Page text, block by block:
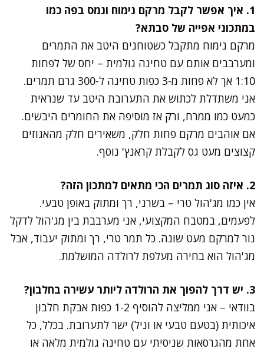
1. איך אפשר לקבל מרקם נימוח ונמס בפה כמו
במתכוני אפייה של סבתא?
מרקם נימוח מתקבל כשטוחנים היטב את התמרים
ומערבבים אותם עם טחינה גולמית – יחס של לפחות
1:10 אך לא פחות מ-3 כפות טחינה ל-300 גרם תמרים.
אני משתדלת לכתוש את התערובת היטב עד שנראית
כמעט כמו ממרח, ורק אז מוסיפה את החומרים היבשים.
אם אוהבים מרקם פחות חלק, משאירים חלק מהאגוזים
קצוצים מעט גס לקבלת קראנץ' נוסף.
2. איזה סוג תמרים הכי מתאים למתכון הזה?
אין כמו מג'הול טרי – בשרני, רך ומתוק באופן טבעי.
לפעמים, במטבח המקצועי, אני מערבבת בין מג'הול לדקל
נור למרקם מעט שונה. כל תמר טרי, רך ומתוק יעבוד, אבל
מג'הול הוא בחירה מעלפת לרולדה המושלמת.
3. יש דרך להפוך את הרולדה ליותר עשירה בחלבון?
בוודאי – אני ממליצה להוסיף 1-2 כפות אבקת חלבון
איכותית (בטעם טבעי או וניל) ישר לתערובת. בכלל, כל
אחת מהגרסאות שניסיתי עם טחינה גולמית מלאה או